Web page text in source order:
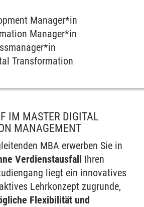
Manager*in
Manager*in
Transformation
IM MASTER DIGITAL
MANAGEMENT
MBA erwerben Sie in
Verdienstausfall Ihren
liegt ein innovatives
Lehrkonzept zugrunde,
Flexibilität und